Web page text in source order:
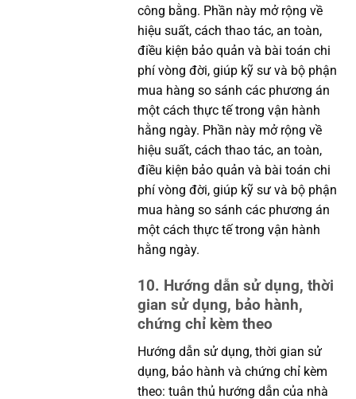
công bằng. Phần này mở rộng về
hiệu suất, cách thao tác, an toàn,
điều kiện bảo quản và bài toán chi
phí vòng đời, giúp kỹ sư và bộ phận
mua hàng so sánh các phương án
một cách thực tế trong vận hành
hằng ngày. Phần này mở rộng về
hiệu suất, cách thao tác, an toàn,
điều kiện bảo quản và bài toán chi
phí vòng đời, giúp kỹ sư và bộ phận
mua hàng so sánh các phương án
một cách thực tế trong vận hành
hằng ngày.
10. Hướng dẫn sử dụng, thời
gian sử dụng, bảo hành,
chứng chỉ kèm theo
Hướng dẫn sử dụng, thời gian sử
dụng, bảo hành và chứng chỉ kèm
theo: tuân thủ hướng dẫn của nhà